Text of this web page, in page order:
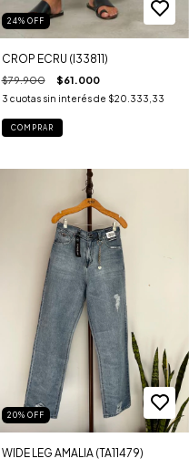
24% OFF
CROP ECRU (I33811)
$79.900 $61.000
3 cuotas sin interés de $20.333,33
COMPRAR
20% OFF
WIDE LEG AMALIA (TA11479)